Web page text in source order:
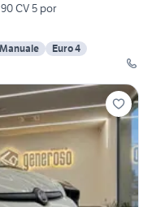
CV 5 por
Manuale
Euro 4